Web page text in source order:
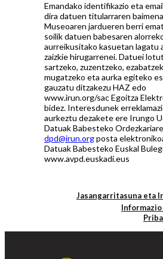
Emandako identifikazio eta
dira datuen titularraren
Museoaren jardueren berri
soilik datuen babesaren
aurreikusitako kasuetan lagatu
zaizkie hirugarrenei. Datuei
sartzeko, zuzentzeko,
mugatzeko eta aurka egiteko
gauzatu ditzakezu HAZ edo
www.irun.org/sac Egoitza
bidez. Interesdunek
aurkeztu dezakete ere Irungo
Datuak Babesteko
dpd@irun.orgposta
Datuak Babesteko Euskal
www.avpd.euskadi.eus
Jasangarritasuna eta